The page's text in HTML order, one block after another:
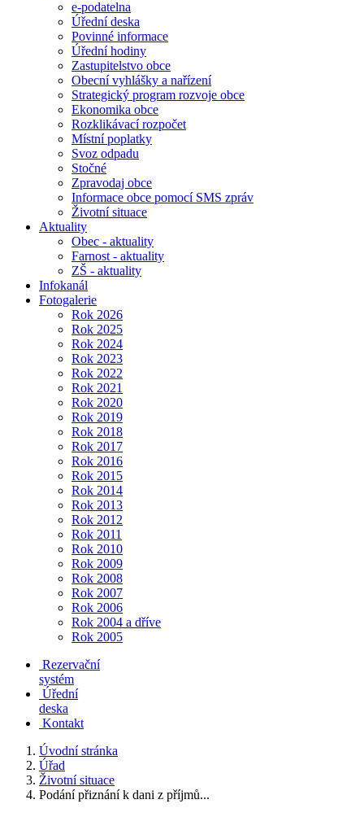
e-podatelna
Úřední deska
Povinné informace
Úřední hodiny
Zastupitelstvo obce
Obecní vyhlášky a nařízení
Strategický program rozvoje obce
Ekonomika obce
Rozklikávací rozpočet
Místní poplatky
Svoz odpadu
Stočné
Zpravodaj obce
Informace obce pomocí SMS zpráv
Životní situace
Aktuality
Obec - aktuality
Farnost - aktuality
ZŠ - aktuality
Infokanál
Fotogalerie
Rok 2026
Rok 2025
Rok 2024
Rok 2023
Rok 2022
Rok 2021
Rok 2020
Rok 2019
Rok 2018
Rok 2017
Rok 2016
Rok 2015
Rok 2014
Rok 2013
Rok 2012
Rok 2011
Rok 2010
Rok 2009
Rok 2008
Rok 2007
Rok 2006
Rok 2004 a dříve
Rok 2005
Rezervační
systém
Úřední
deska
Kontakt
Úvodní stránka
Úřad
Životní situace
Podání přiznání k dani z příjmů...